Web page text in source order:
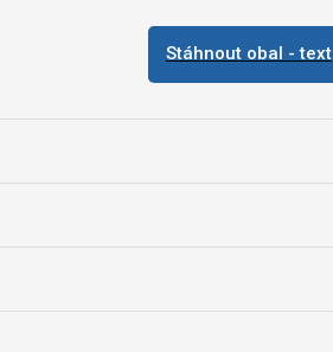
Stáhnout obal - text